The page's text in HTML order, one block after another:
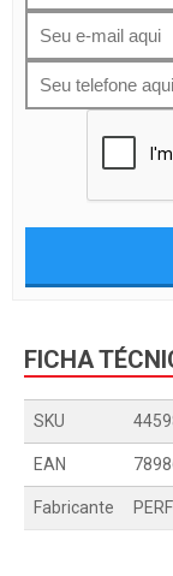
FICHA
SKU
EAN
Fabricante